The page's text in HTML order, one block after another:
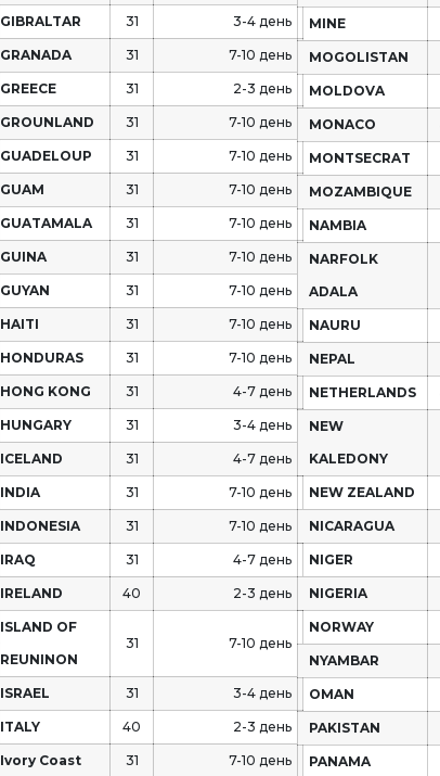
GIBRALTAR 31 3-4 день
GRANADA 31 7-10 день
GREECE 31 2-3 день
GROUNLAND 31 7-10 день
GUADELOUP 31 7-10 день
GUAM 31 7-10 день
GUATAMALA 31 7-10 день
GUINA 31 7-10 день
GUYAN 31 7-10 день
HAITI 31 7-10 день
HONDURAS 31 7-10 день
HONG KONG 31 4-7 день
HUNGARY 31 3-4 день
ICELAND 31 4-7 день
INDIA 31 7-10 день
INDONESIA 31 7-10 день
IRAQ 31 4-7 день
IRELAND 40 2-3 день
ISLAND OF
REUNINON
31 7-10 день
ISRAEL 31 3-4 день
ITALY 40 2-3 день
Ivory Coast 31 7-10 день
MINE
MOGOLISTAN
MOLDOVA
MONACO
MONTSECRAT
MOZAMBIQUE
NAMBIA
NARFOLK
ADALA
NAURU
NEPAL
NETHERLANDS
NEW
KALEDONY
NEW ZEALAND
NICARAGUA
NIGER
NIGERIA
NORWAY
NYAMBAR
OMAN
PAKISTAN
PANAMA